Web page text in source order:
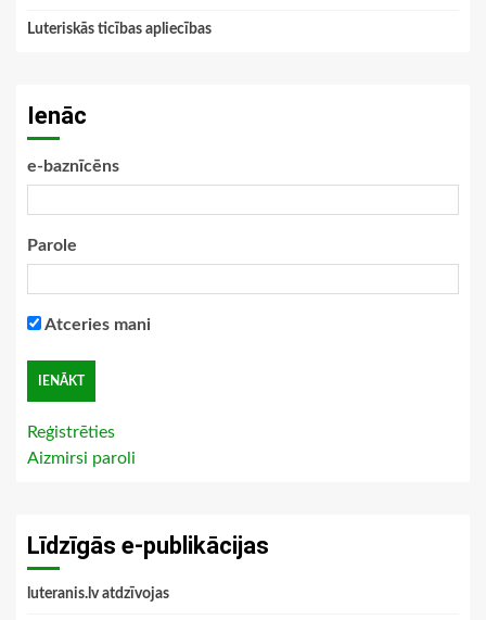
Luteriskās ticības apliecības
Ienāc
e-baznīcēns
Parole
Atceries mani
Reģistrēties
Aizmirsi paroli
Līdzīgās e-publikācijas
luteranis.lv atdzīvojas